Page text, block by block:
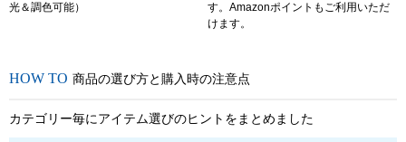
光＆調色可能）
す。Amazonポイントもご利用いただ
けます。
商品の選び方と購入時の注意点
カテゴリー毎にアイテム選びのヒントをまとめました